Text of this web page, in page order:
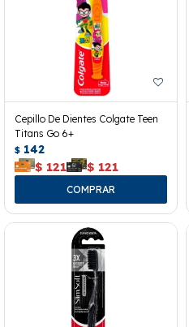
Cepillo De Dientes Colgate Teen
Titans Go 6+
$ 142
$ 121 $ 121